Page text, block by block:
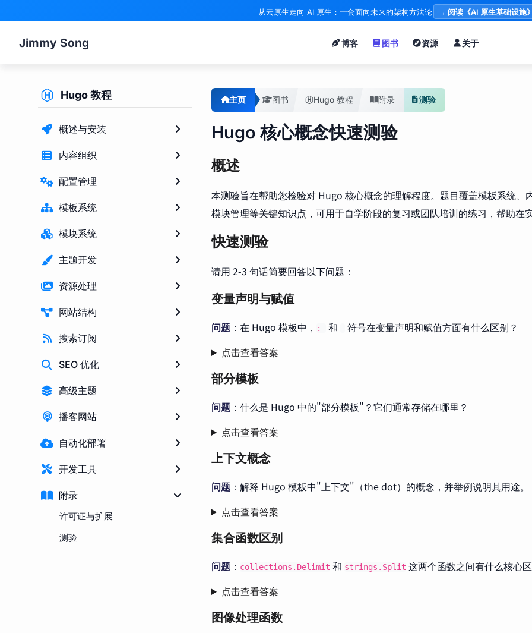
从云原生走向 AI 原生：一套面向未来的架构方法论 → 阅读《AI 原生基础设施
Jimmy Song 博客 图书 资源 关于
Hugo 教程
概述与安装
内容组织
配置管理
模板系统
模块系统
主题开发
资源处理
网站结构
搜索订阅
SEO 优化
高级主题
播客网站
自动化部署
开发工具
附录
许可证与扩展
测验
主页 图书 Hugo 教程 附录 测验
Hugo 核心概念快速测验
概述
本测验旨在帮助您检验对 Hugo 核心概念的理解程度。题目覆盖模板系统、
模块管理等关键知识点，可用于自学阶段的复习或团队培训的练习，帮助在
快速测验
请用 2-3 句话简要回答以下问题：
变量声明与赋值
问题 ：在 Hugo 模板中， := 和 = 符号在变量声明和赋值方面有什么区别？
点击查看答案
部分模板
问题 ：什么是 Hugo 中的"部分模板"？它们通常存储在哪里？
点击查看答案
上下文概念
问题 ：解释 Hugo 模板中"上下文"（the dot）的概念，并举例说明其用途。
点击查看答案
集合函数区别
问题 ： collections.Delimit 和 strings.Split 这两个函数之间有什么核心
点击查看答案
图像处理函数